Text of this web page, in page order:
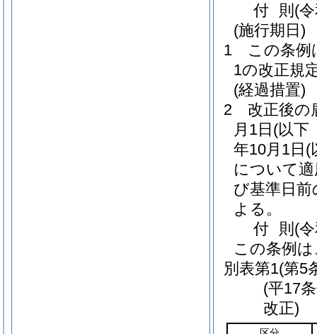
付 則 (
(施行期日)
1
この条例
1の改正規
(経過措置)
2
改正後の
月1日 (以下
年10月1日 (
について
び基準日
よる。
付 則 (
この条例
別表第1(第5
(平17
改正)